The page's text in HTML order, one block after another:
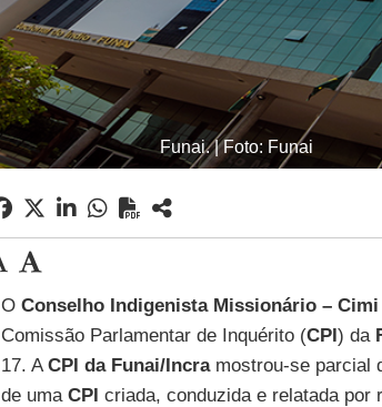
Funai. | Foto: Funai
O Conselho Indigenista Missionário – Cimi
Comissão Parlamentar de Inquérito (CPI) da
17. ACPI da Funai/Incramostrou-se parcial
de uma CPI criada, conduzida e relatada